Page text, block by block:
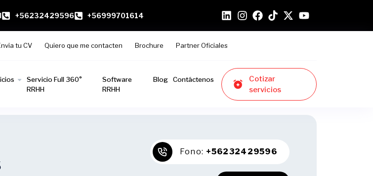
+56232429596 +56999701614
tu CV Quiero que me contacten Brochure Partner Oficiales
Servicio Full 360°
RRHH
Software
RRHH
Blog Contáctenos
Cotizar
servicios
Fono: +56232429596